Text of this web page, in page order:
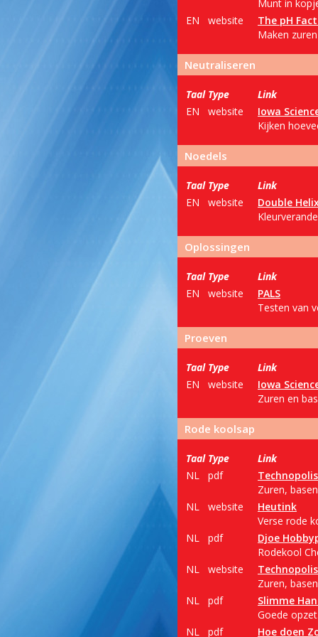
Munt in
EN
website
The pH
Maken
Neutraliseren
Taal Type
Link
EN
website
Iowa
Kijken
Noedels
Taal Type
Link
EN
website
Double
Oplossingen
Taal Type
Link
EN
website
PALS
Testen van
Proeven
Taal Type
Link
EN
website
Iowa
Zuren en
Rode koolsap
Taal Type
Link
NL
pdf
Technopolis
Zuren,
NL
website
Heutink
Verse rode
NL
pdf
Djoe
Rodekool
NL
website
Technopolis
Zuren,
NL
pdf
Slimme
Goede
NL
pdf Hoe doen